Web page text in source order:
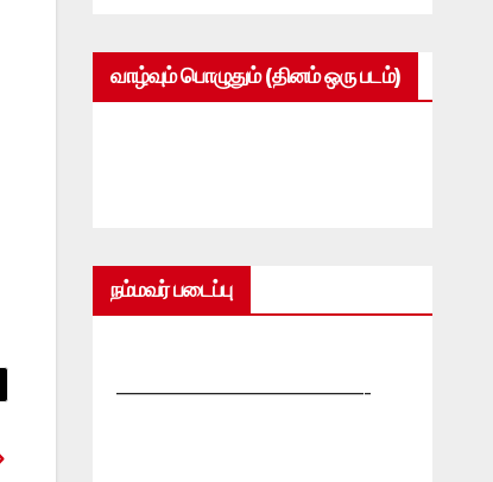
வாழ்வும் பொழுதும் (தினம் ஒரு படம்)
நம்மவர் படைப்பு
—————————————-